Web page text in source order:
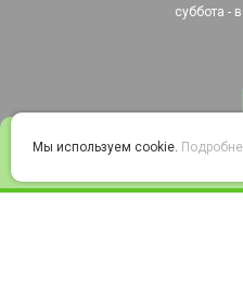
Войти
суббота -
Мы используем cookie.